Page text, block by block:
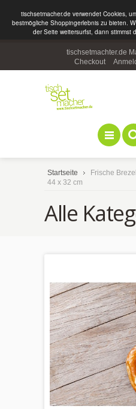
tischsetmacher.de verwendet Cookies,
bestmögliche Shoppingerlebnis zu bieten.
der Seite weitersurfst, dann stimmst
tischsetmachter.de
Checkout
Startseite
Frische
44 x 32 cm
Alle